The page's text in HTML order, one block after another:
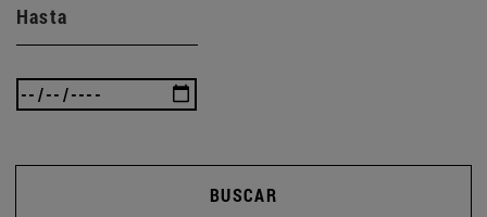
Hasta
BUSCAR